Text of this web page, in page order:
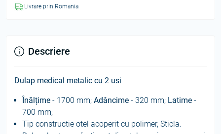
Livrare prin Romania
Descriere
Dulap medical metalic cu 2 usi
Înălțime - 1700 mm; Adâncime - 320 mm; Latime -
700 mm;
Tip constructie otel acoperit cu polimer, Sticla.